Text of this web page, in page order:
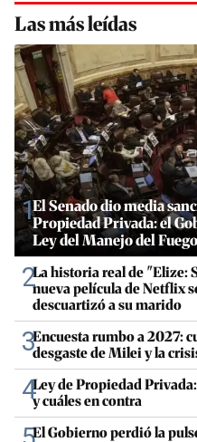
Las más leídas
1El Senado dio media
Propiedad Privada: el
Ley del Manejo del Fuego
2La historia real de "Elize:
nueva película de Netflix
descuartizó a su marido
3Encuesta rumbo a 2027:
desgaste de Milei y la
4Ley de Propiedad
y cuáles en contra
El Gobierno perdió la